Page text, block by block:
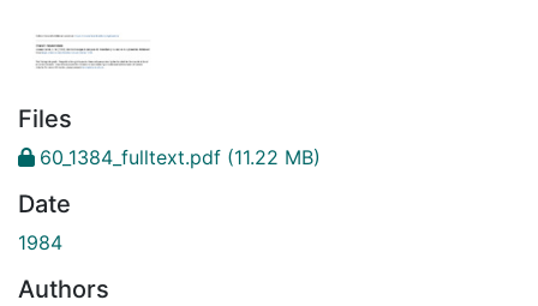
Files
60_1384_fulltext.pdf (11.22 MB)
Date
1984
Authors